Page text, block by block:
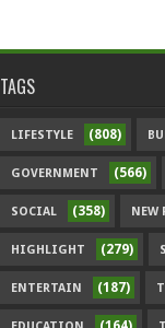
TAGS
LIFESTYLE (808)
GOVERNMENT (566)
SOCIAL (358) NEW
HIGHLIGHT (279)
ENTERTAIN (187)